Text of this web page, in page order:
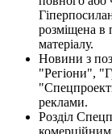
розміщена в
матеріалу.
Новини з
"Регіони",
реклами.
Розділ